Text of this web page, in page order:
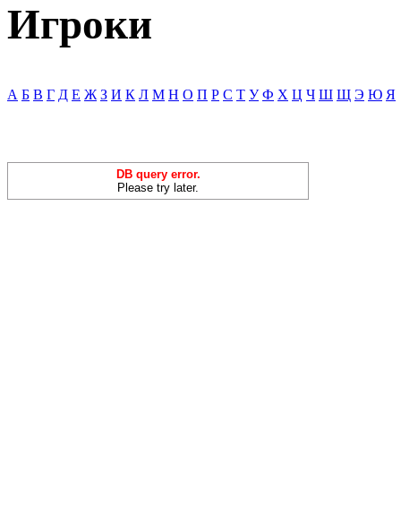
Игроки
А Б В Г Д Е Ж З И К Л М Н О П Р С Т У Ф Х Ц Ч Ш Щ Э Ю Я
DB query error.
Please try later.